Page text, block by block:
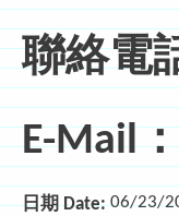
聯絡電
E-Mail
日期 Date:06/23/